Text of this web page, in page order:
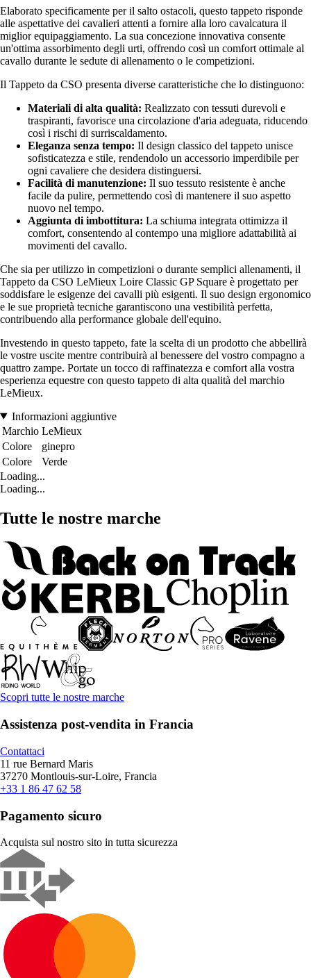
Elaborato specificamente per il salto ostacoli, questo tappeto risponde
alle aspettative dei cavalieri attenti a fornire alla loro cavalcatura il
miglior equipaggiamento. La sua concezione innovativa consente
un'ottima assorbimento degli urti, offrendo così un comfort ottimale al
cavallo durante le sedute di allenamento o le competizioni.
Il Tappeto da CSO presenta diverse caratteristiche che lo distinguono:
Materiali di alta qualità: Realizzato con tessuti durevoli e
traspiranti, favorisce una circolazione d'aria adeguata, riducendo
così i rischi di surriscaldamento.
Eleganza senza tempo: Il design classico del tappeto unisce
sofisticatezza e stile, rendendolo un accessorio imperdibile per
ogni cavaliere che desidera distinguersi.
Facilità di manutenzione: Il suo tessuto resistente è anche
facile da pulire, permettendo così di mantenere il suo aspetto
nuovo nel tempo.
Aggiunta di imbottitura: La schiuma integrata ottimizza il
comfort, consentendo al contempo una migliore adattabilità ai
movimenti del cavallo.
Che sia per utilizzo in competizioni o durante semplici allenamenti, il
Tappeto da CSO LeMieux Loire Classic GP Square è progettato per
soddisfare le esigenze dei cavalli più esigenti. Il suo design ergonomico
e le sue proprietà tecniche garantiscono una vestibilità perfetta,
contribuendo alla performance globale dell'equino.
Investendo in questo tappeto, fate la scelta di un prodotto che abbellirà
le vostre uscite mentre contribuirà al benessere del vostro compagno a
quattro zampe. Portate un tocco di raffinatezza e comfort alla vostra
esperienza equestre con questo tappeto di alta qualità del marchio
LeMieux.
Informazioni aggiuntive
Marchio LeMieux
Colore
ginepro
Colore
Verde
Loading...
Loading...
Tutte le nostre marche
Scopri tutte le nostre marche
Assistenza post-vendita in Francia
Contattaci
11 rue Bernard Maris
37270 Montlouis-sur-Loire, Francia
+33 1 86 47 62 58
Pagamento sicuro
Acquista sul nostro sito in tutta sicurezza